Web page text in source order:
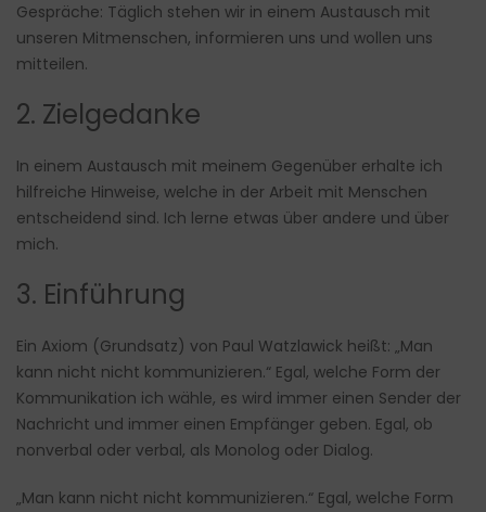
Gespräche: Täglich stehen wir in einem Austausch mit
unseren Mitmenschen, informieren uns und wollen uns
mitteilen.
2. Zielgedanke
In einem Austausch mit meinem Gegenüber erhalte ich
hilfreiche Hinweise, welche in der Arbeit mit Menschen
entscheidend sind. Ich lerne etwas über andere und über
mich.
3. Einführung
Ein Axiom (Grundsatz) von Paul Watzlawick heißt: „Man
kann nicht nicht kommunizieren.“ Egal, welche Form der
Kommunikation ich wähle, es wird immer einen Sender der
Nachricht und immer einen Empfänger geben. Egal, ob
nonverbal oder verbal, als Monolog oder Dialog.
„Man kann nicht nicht kommunizieren.“ Egal, welche Form